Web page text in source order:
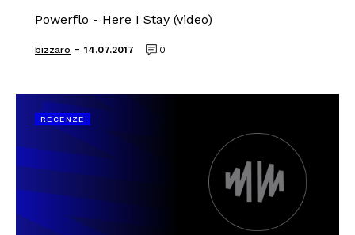
Powerflo - Here I Stay (video)
bizzaro - 14.07.2017 0
RECENZE